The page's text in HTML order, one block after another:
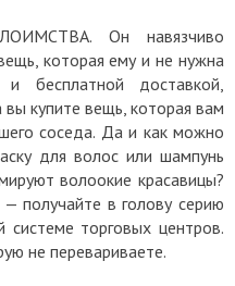
Он навязчиво
которая ему и не нужна
бесплатной доставкой,
вы купите вещь, которая вам
соседа. Да и как можно
для волос или шампунь
волоокие красавицы?
получайте в голову серию
торговых центров.
не перевариваете.